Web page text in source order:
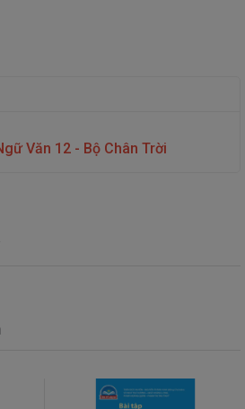
Văn 12 - Bộ Chân Trời